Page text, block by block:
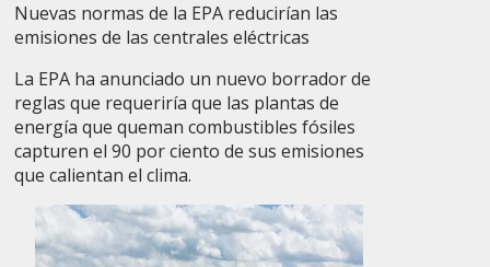
Nuevas normas de la EPA reducirían las
emisiones de las centrales eléctricas
La EPA ha anunciado un nuevo borrador de
reglas que requeriría que las plantas de
energía que queman combustibles fósiles
capturen el 90 por ciento de sus emisiones
que calientan el clima.